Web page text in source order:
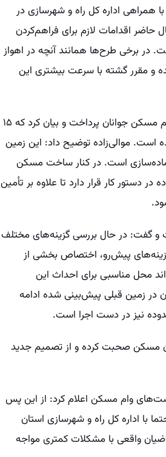
همراهی اداره کل راه و شهرسازی در
اقدامات لازم برای فراهم‌کردن
در برخی طرح‌ها همانند آنچه در اهواز
و مقرر گشته با سرعت بیشتری این
استاندار خوزستان در بخش دیگری از اظهاراتش به دغدغه مهم مسکن جوانان پرداخت و بیان کرد که ۱۵
است. موالی‌زاده توضیح داد: این زمین
است. در کنار ساخت مسکن
دستور کار قرار دارد تا علاوه بر تأمین
و گفت: در حال بررسی گزینه‌های مختلف
پیش‌رو، اختصاص بخشی از
محل مناسبی برای احداث این
در زمین قبلی پیش‌بینی شده ادامه
نیز در دست اجرا است.
مسکن صحبت کرده و از تصمیم جدید
وام مسکن اعلام کرد: از این پس
با اداره کل راه و شهرسازی استان
واقعی با مشکلات کمتری مواجه